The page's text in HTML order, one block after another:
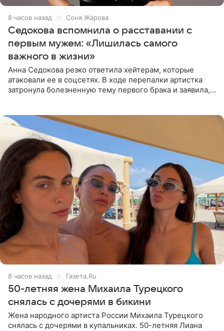
8 часов назад Соня Жарова
Седокова вспомнила о расставании с
первым мужем: «Лишилась самого
важного в жизни»
Анна Седокова резко ответила хейтерам, которые
атаковали ее в соцсетях. В ходе перепалки артистка
затронула болезненную тему первого брака и заявила,
8 часов назад Газета.Ru
50-летняя жена Михаила Турецкого
снялась с дочерями в бикини
Жена народного артиста России Михаила Турецкого
снялась с дочерями в купальниках. 50-летняя Лиана